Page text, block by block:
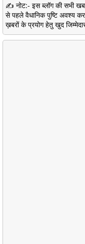
✍️ नोट:- इस ब्लॉग की सभी
से पहले वैधानिक पुष्टि अवश्य कर
ख़बरों के प्रयोग हेतु खुद